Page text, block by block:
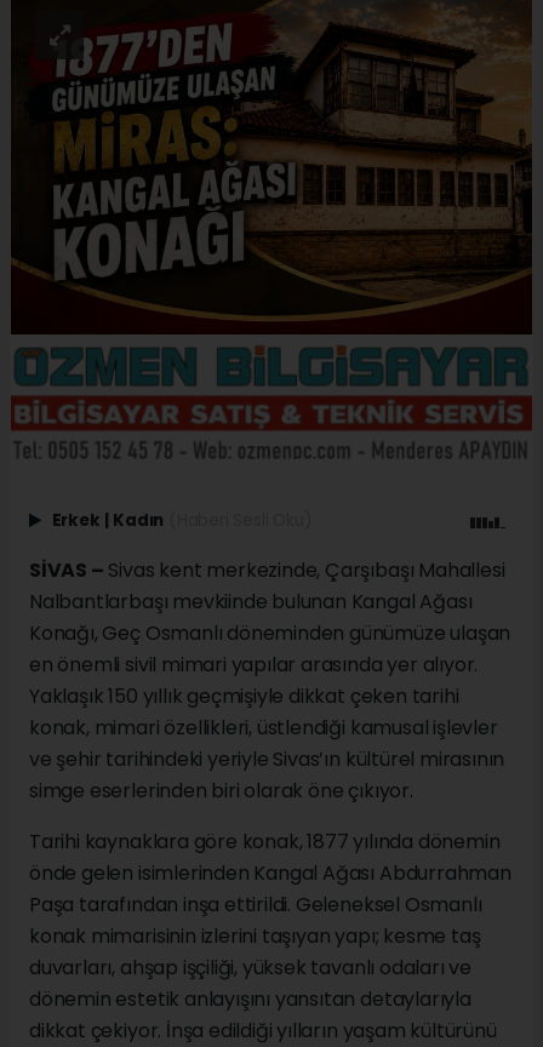
Erkek Kadın
SİVAS – Sivas kent merkezinde, Çarşıbaşı Mahallesi
Nalbantlarbaşı mevkiinde bulunan Kangal Ağası
Konağı, Geç Osmanlı döneminden günümüze ulaşan
en önemli sivil mimari yapılar arasında yer alıyor.
Yaklaşık 150 yıllık geçmişiyle dikkat çeken tarihi
konak, mimari özellikleri, üstlendiği kamusal işlevler
ve şehir tarihindeki yeriyle Sivas’ın kültürel mirasının
simge eserlerinden biri olarak öne çıkıyor.
Tarihi kaynaklara göre konak, 1877 yılında dönemin
önde gelen isimlerinden Kangal Ağası Abdurrahman
Paşa tarafından inşa ettirildi. Geleneksel Osmanlı
konak mimarisinin izlerini taşıyan yapı; kesme taş
duvarları, ahşap işçiliği, yüksek tavanlı odaları ve
dönemin estetik anlayışını yansıtan detaylarıyla
dikkat çekiyor. İnşa edildiği yılların yaşam kültürünü